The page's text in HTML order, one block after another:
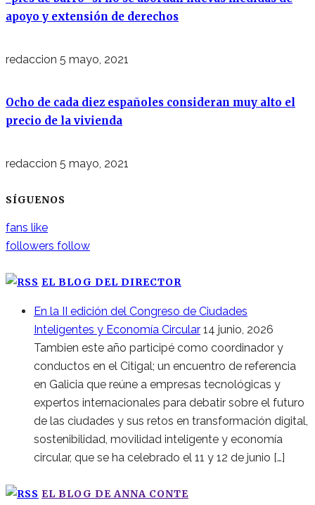
apoyo y extensión de derechos
redaccion 5 mayo, 2021
Ocho de cada diez españoles consideran muy alto el
precio de la vivienda
redaccion 5 mayo, 2021
SÍGUENOS
fans like
followers follow
EL BLOG DEL DIRECTOR
En la II edición del Congreso de Ciudades
Inteligentes y Economía Circular 14 junio, 2026
Tambien este año participé como coordinador y
conductos en el Citigal; un encuentro de referencia
en Galicia que reúne a empresas tecnológicas y
expertos internacionales para debatir sobre el futuro
de las ciudades y sus retos en transformación digital,
sostenibilidad, movilidad inteligente y economía
circular, que se ha celebrado el 11 y 12 de junio […]
EL BLOG DE ANNA CONTE